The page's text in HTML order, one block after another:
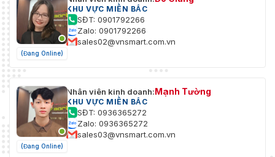
(Đang Online)
KHU VỰC MIỀN BẮC
SĐT: 0901792266
Zalo: 0901792266
sales02@vnsmart.com.vn
(Đang Online)
Nhân viên kinh doanh:Mạnh Tường
KHU VỰC MIỀN BẮC
SĐT: 0936365272
Zalo: 0936365272
sales03@vnsmart.com.vn